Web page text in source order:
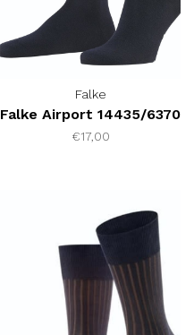
Falke
Falke Airport 14435/6370
€17,00